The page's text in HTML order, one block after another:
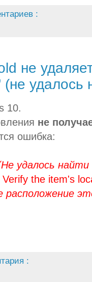
:
не
удалось
10.
не
ошибка:
удалось
the item's
: